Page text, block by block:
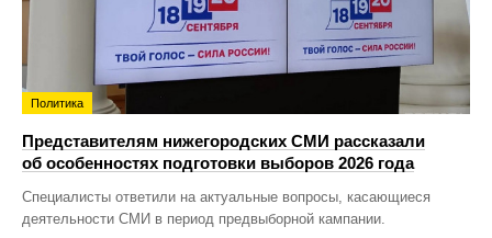
Политика
Представителям нижегородских СМИ рассказали
об особенностях подготовки выборов 2026 года
Специалисты ответили на актуальные вопросы, касающиеся
деятельности СМИ в период предвыборной кампании.